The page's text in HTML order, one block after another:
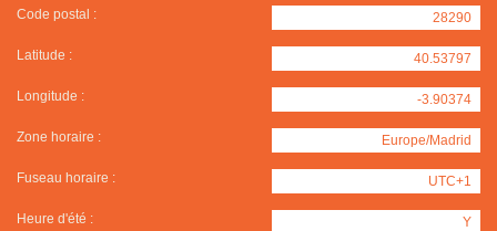
Code postal : 28290
Latitude : 40.53797
Longitude : -3.90374
Zone horaire : Europe/Madrid
Fuseau horaire : UTC+1
Heure d'été : Y